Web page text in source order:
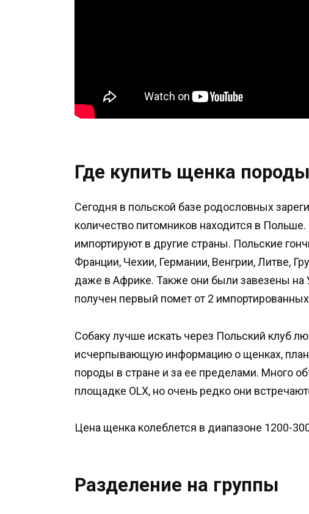
Где купить щенка
Сегодня в польской базе родословных
количество питомников находится в
импортируют в другие страны. Польские
Франции, Чехии, Германии, Венгрии, Литве,
даже в Африке. Также они были завезены на
получен первый помет от 2
Собаку лучше искать через Польский клуб
исчерпывающую информацию о щенках,
породы в стране и за ее пределами. Много
площадке OLX, но очень редко они
Цена щенка колеблется в диапазоне 1200-
Разделение на группы